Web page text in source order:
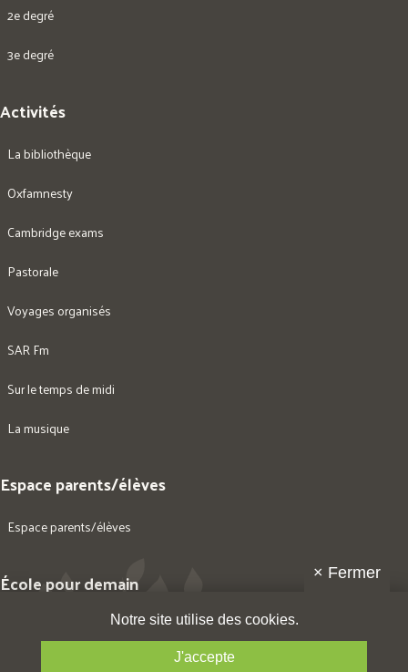
2e degré
3e degré
Activités
La bibliothèque
Oxfamnesty
Cambridge exams
Pastorale
Voyages organisés
SAR Fm
Sur le temps de midi
La musique
Espace parents/élèves
Espace parents/élèves
École pour demain
Une école pour demainNotre site utilise des cookies.
J'accepte
× Fermer